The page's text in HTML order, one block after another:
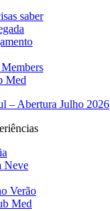
saber
Med
– Abertura Julho 2026
Neve
Verão
Med